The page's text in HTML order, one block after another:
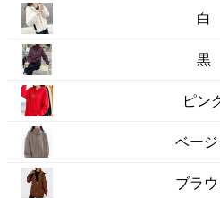
白
黒
ピン
ベージ
ブラ